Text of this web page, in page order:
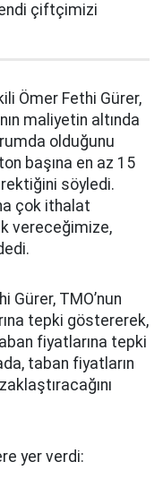
çiftçimizi
Ömer Fethi Gürer,
maliyetin altında
olduğunu
başına en az 15
söyledi.
çok ithalat
vereceğimize,
Gürer, TMO’nun
tepki göstererek,
fiyatlarına tepki
taban fiyatların
yer verdi: